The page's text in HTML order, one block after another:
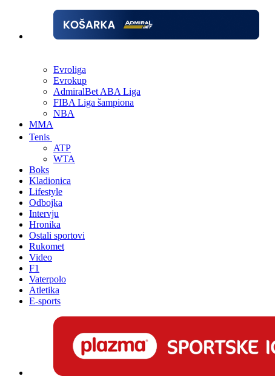
Evroliga
Evrokup
AdmiralBet ABA Liga
FIBA Liga šampiona
NBA
MMA
Tenis
ATP
WTA
Boks
Kladionica
Lifestyle
Odbojka
Intervju
Hronika
Ostali sportovi
Rukomet
Video
F1
Vaterpolo
Atletika
E-sports